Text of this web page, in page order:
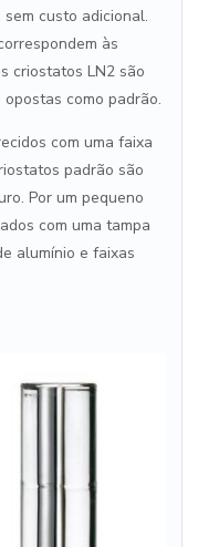
custo adicional.
às
criostatos LN2 são
como padrão.
com uma faixa
padrão são
Por um pequeno
com uma tampa
alumínio e faixas